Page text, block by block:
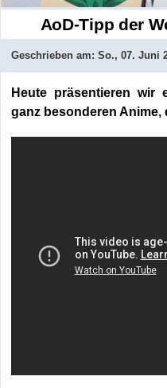
AoD-Tipp der
Geschrieben am: So., 07. Juni
Heute präsentieren wir
ganz besonderen